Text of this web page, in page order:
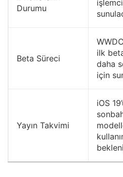
Durumu
Beta Süreci
ilk
daha
için
Yayın Takvimi
iOS